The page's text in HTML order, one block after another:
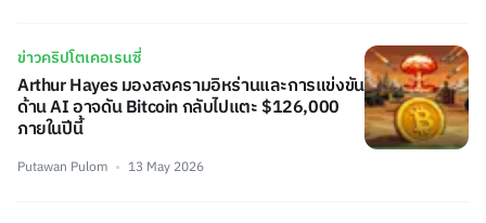
ข่าวคริปโตเคอเรนซี่
Arthur Hayes มองสงครามอิหร่านและการแข่งขัน
ด้าน AI อาจดัน Bitcoin กลับไปแตะ $126,000
ภายในปีนี้
Putawan Pulom 13 May 2026